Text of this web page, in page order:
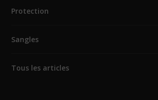
Protection
Sangles
Tous les articles